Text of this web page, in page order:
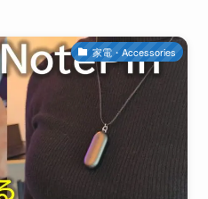
家電・Accessories